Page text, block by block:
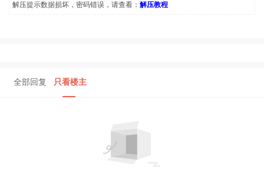
解压提示数据损坏，密码错误，请查看： 解压教程
全部回复 只看楼主